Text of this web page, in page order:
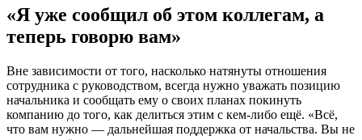
«Я уже сообщил об этом коллегам, а
теперь говорю вам»
Вне зависимости от того, насколько натянуты отношения
сотрудника с руководством, всегда нужно уважать позицию
начальника и сообщать ему о своих планах покинуть
компанию до того, как делиться этим с кем-либо ещё. «Всё,
что вам нужно — дальнейшая поддержка от начальства. Вы не